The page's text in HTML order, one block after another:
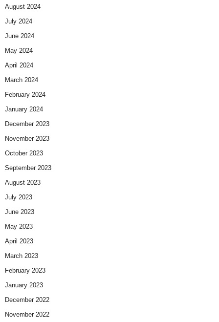
August 2024
July 2024
June 2024
May 2024
April 2024
March 2024
February 2024
January 2024
December 2023
November 2023
October 2023
September 2023
August 2023
July 2023
June 2023
May 2023
April 2023
March 2023
February 2023
January 2023
December 2022
November 2022